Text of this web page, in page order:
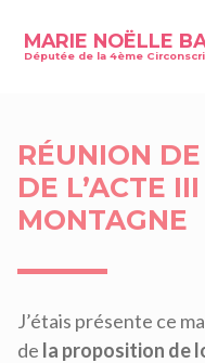
MARIE NOËLLE
Députée de la 4ème
RÉUNION
DE L’ACTE
MONTAGNE
J’étais présente ce
de la proposition de